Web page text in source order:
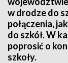
w drodze do
połączenia,
do szkół. W
poprosić o
szkoły.